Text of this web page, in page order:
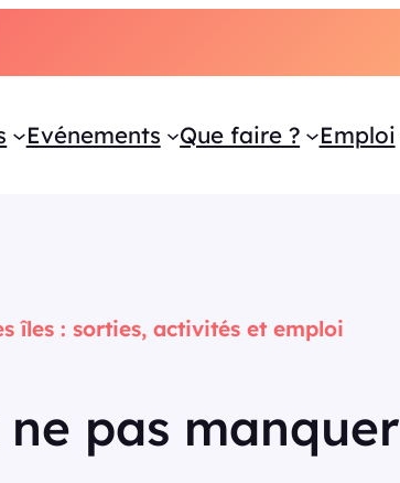
Evénements Que faire ? Emploi
îles : sorties, activités et emploi
pas manquer